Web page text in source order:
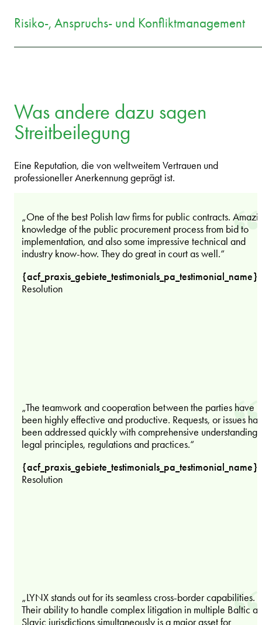
Risiko-, Anspruchs- und Konfliktmanagement
Was andere dazu sagen
Streitbeilegung
Eine Reputation, die von weltweitem Vertrauen und
professioneller Anerkennung geprägt ist.
„One of the best Polish law firms for public contracts.
knowledge of the public procurement process from bid to
implementation, and also some impressive technical and
industry know-how. They do great in court as well.“
{acf_praxis_gebiete_testimonials_pa_testimonial_name}
Resolution
„The teamwork and cooperation between the parties have
been highly effective and productive. Requests, or issues
been addressed quickly with comprehensive understanding
legal principles, regulations and practices.“
{acf_praxis_gebiete_testimonials_pa_testimonial_name}
Resolution
„LYNX stands out for its seamless cross-border capabilities.
Their ability to handle complex litigation in multiple Baltic
Slavic jurisdictions simultaneously is a major asset for